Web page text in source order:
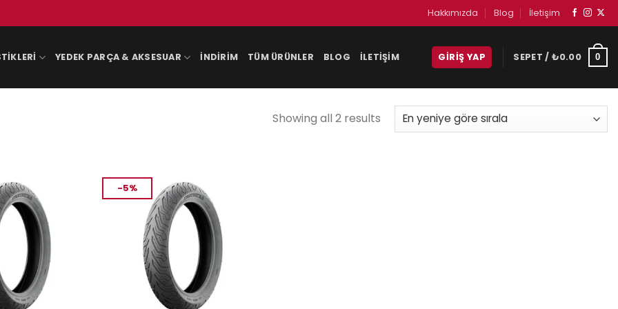
Hakkımızda Blog İletişim
YEDEK PARÇA & AKSESUAR İNDIRIM TÜM ÜRÜNLER BLOG İLETIŞIM GIRIŞ YAP SEPET / ₺0.00 0
Showing all 2 results
-5%